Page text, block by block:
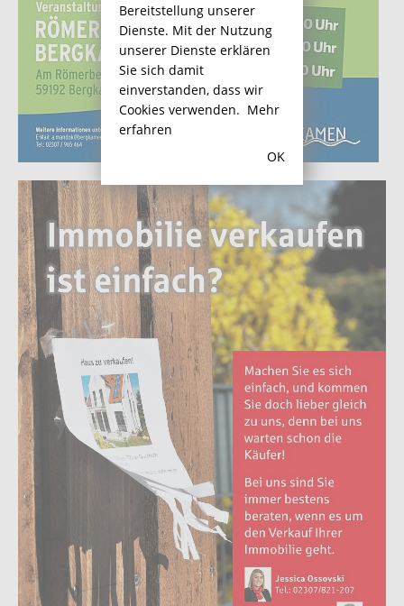
Bereitstellung unserer
Dienste. Mit der Nutzung
unserer Dienste erklären
Sie sich damit
einverstanden, dass wir
Cookies verwenden. Mehr
erfahren
OK